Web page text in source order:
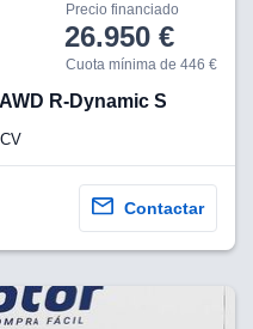
Precio financiado
26.950 €
Cuota mínima de 446 €
R-Dynamic S
Contactar